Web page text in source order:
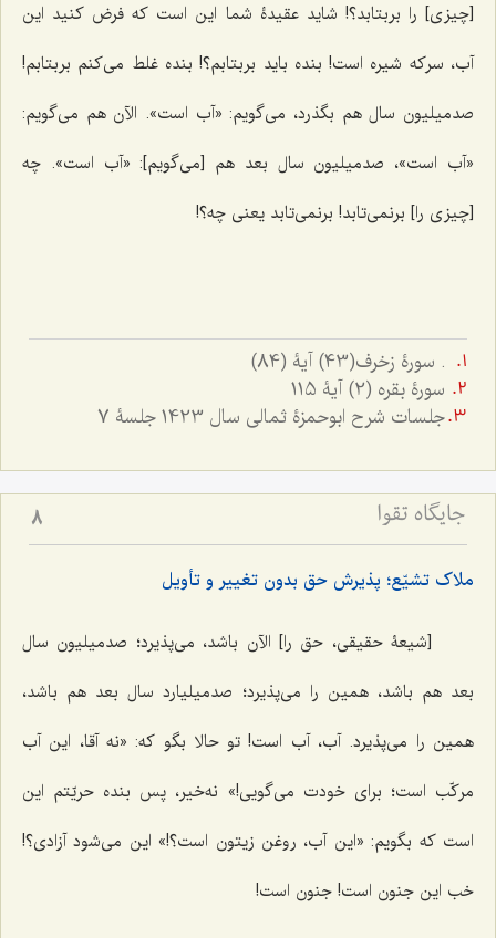
[چیزی] را بربتابد؟! شاید عقیدۀ شما این است که فرض کنید این
آب، سرکه ‌شیره است! بنده باید بربتابم؟! بنده غلط می‌کنم بربتابم!
صدمیلیون سال هم بگذرد، می‌گویم: «آب است». الآن هم می‌گویم:
«آب است»، صدمیلیون سال بعد هم [می‌گویم]: «آب است». چه
[چیزی را] برنمی‌تابد! برنمی‌تابد یعنی چه؟!
. سورۀ زخرف(43) آیۀ (84)
سورۀ بقره (2) آیۀ 115
جلسات شرح ابوحمزۀ ثمالی سال 1423 جلسۀ 7
جایگاه تقوا 8
ملاک تشیّع؛ پذیرش حق بدون تغییر و تأویل
[شیعۀ حقیقی، حق را] الآن باشد، می‌پذیرد؛ صدمیلیون سال
بعد هم باشد، همین را می‌پذیرد؛ صدمیلیارد سال بعد هم باشد،
همین را می‌پذیرد. آب، آب است! تو حالا بگو که: «نه آقا، این آب
مرکّب است؛ برای خودت می‌گویی!» نه‌خیر، پس بنده حریّتم این
است که بگویم: «این آب، روغن زیتون است؟!» این می‌شود آزادی؟!
خب این جنون است! جنون است!